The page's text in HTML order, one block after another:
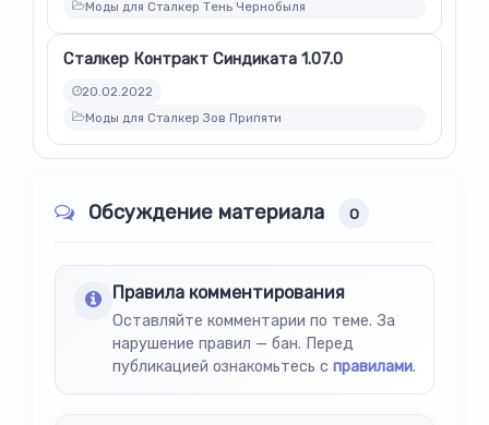
Моды для Сталкер Тень Чернобыля
Сталкер Контракт Синдиката 1.07.0
20.02.2022
Моды для Сталкер Зов Припяти
Обсуждение материала 0
Правила комментирования
Оставляйте комментарии по теме. За
нарушение правил — бан. Перед
публикацией ознакомьтесь с правилами.